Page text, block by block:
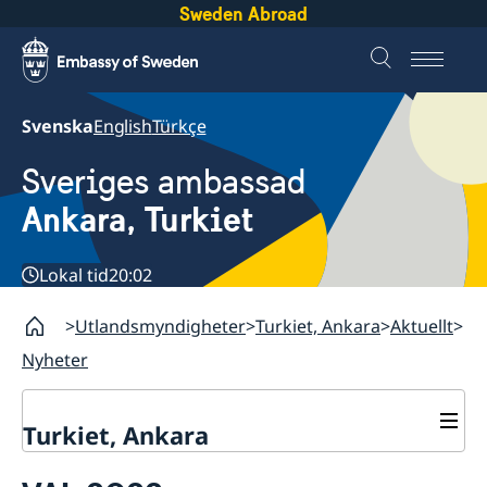
Sweden Abroad
SvenskaEnglishTürkçe
Sveriges ambassad
Ankara, Turkiet
Lokal tid20:02
Utlandsmyndigheter Turkiet, Ankara Aktuellt
Nyheter
Turkiet, Ankara